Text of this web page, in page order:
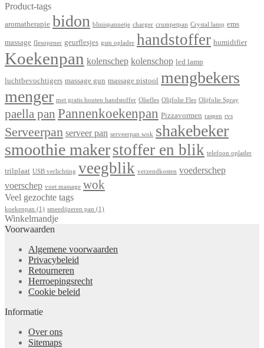
Product-tags
aromatherapie bidon blinispannetje charger crumpetpan Crystal lamp ems
massage flesopener geurflesjes gsm oplader handstoffer humidifier
Koekenpan kolenschep kolenschop led lamp
luchtbevochtigers massage gun massage pistool mengbekers
menger met gratis houten handstoffer Oliefles Olijfolie Fles Olijfolie Spray
paella pan Pannenkoekenpan Pizzavormen raspen rvs
Serveerpan serveer pan serveerpan wok shakebeker
smoothie makerstoffer en blik telefoon oplader
trilplaat USB verlichting veegblik verzendkosten voederschep
voerschep voet massage wok
Veel gezochte tags
koekenpan (1) smeedijzeren pan (1)
Winkelmandje
Voorwaarden
Algemene voorwaarden
Privacybeleid
Retourneren
Herroepingsrecht
Cookie beleid
Informatie
Over ons
Sitemaps